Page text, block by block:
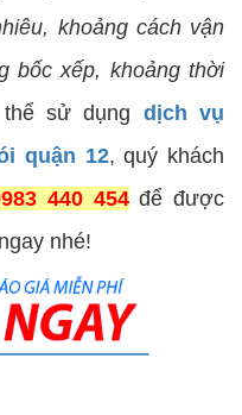
khoảng cách vận
bốc xếp, khoảng thời
sử dụng dịch vụ
quận 12, quý khách
440 454để được
nhé!